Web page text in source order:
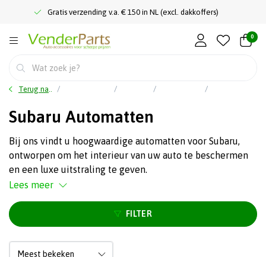
Gratis verzending v.a. € 150 in NL (excl. dakkoffers)
0
Terug naar home
Subaru Automatten
Bij ons vindt u hoogwaardige automatten voor Subaru,
ontworpen om het interieur van uw auto te beschermen
en een luxe uitstraling te geven.
Lees meer
FILTER